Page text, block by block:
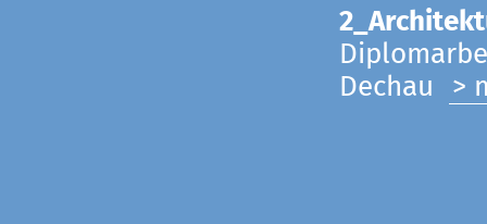
Dechau
>